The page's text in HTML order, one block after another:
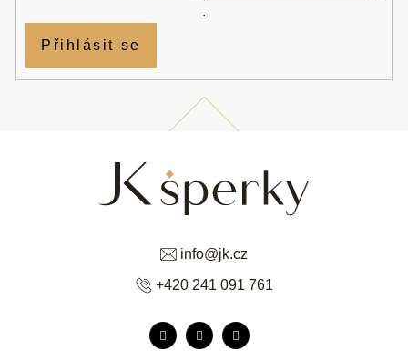
info@jk.cz
+420 241 091 761
.
Přihlásit se